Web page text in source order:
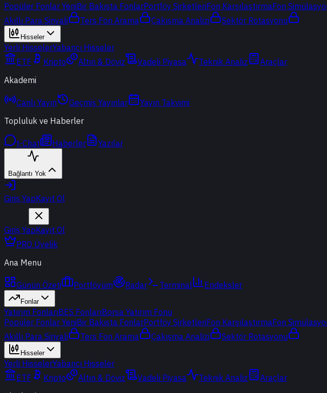
Popüler Fonlar YeniBir Bakışta FonlarPortföy ŞirketleriFon KarşılaştırmaFon
Akıllı Para Sinyali
Ters Fon Arama Çakışma Analizi Sektör Rotasyonu
Hisseler
Yerli HisselerYabancı Hisseler
ETF
Kripto Altın & Döviz Vadeli Piyasa Teknik Analiz
Araçlar
Akademi
Canlı Yayın Geçmiş Yayınlar
Yayın Takvimi
Topluluk ve Haberler
t-Chat Haberler Yazılar
Bağlantı Yok
Giriş YapKayıt Ol
Giriş YapKayıt Ol
PRO Üyelik
Ana Menu
Günün Özeti Portföyüm Radar Terminal Endeksler
Fonlar
Yatırım FonlarıBES FonlarıBorsa Yatırım Fonu
Popüler Fonlar YeniBir Bakışta FonlarPortföy ŞirketleriFon KarşılaştırmaFon
Akıllı Para Sinyali
Ters Fon Arama Çakışma Analizi Sektör Rotasyonu
Hisseler
Yerli HisselerYabancı Hisseler
ETF
Kripto Altın & Döviz Vadeli Piyasa Teknik Analiz
Araçlar